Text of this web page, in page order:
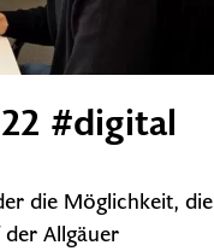
#digital
die Möglichkeit, die
Allgäuer